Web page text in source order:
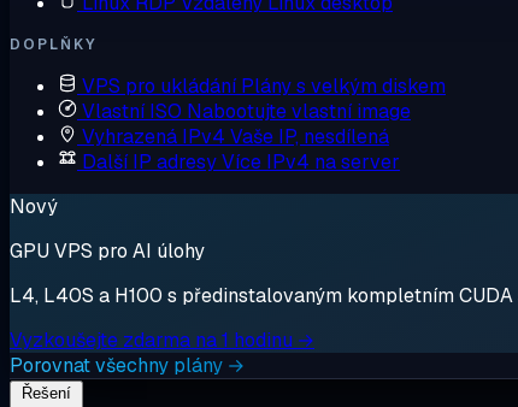
DOPLŇKY
VPS pro ukládání Plány s velkým diskem
Vlastní ISO Nabootujte vlastní image
Vyhrazená IPv4 Vaše IP, nesdílená
Další IP adresyVíce IPv4 na server
Nový
GPU VPS pro AI úlohy
L4, L40S a H100 s předinstalovaným kompletním
Vyzkoušejte zdarma na 1 hodinu →
Porovnat všechny plány →